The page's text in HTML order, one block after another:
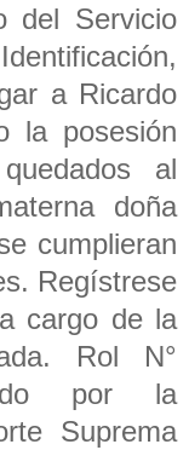
del Servicio
a Ricardo
la posesión
al
doña
cumplieran
Regístrese
cargo de la
Rol N°
por la
Suprema